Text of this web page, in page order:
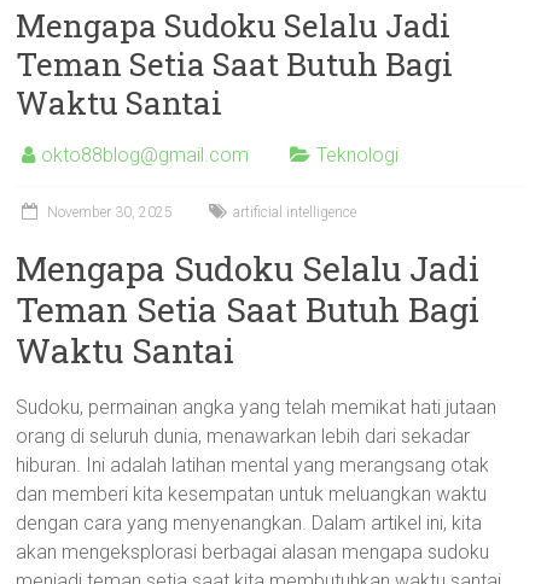
Mengapa Sudoku Selalu Jadi
Teman Setia Saat Butuh Bagi
Waktu Santai
okto88blog@gmail.com Teknologi
November 30, 2025 artificial intelligence
Mengapa Sudoku Selalu Jadi
Teman Setia Saat Butuh Bagi
Waktu Santai
Sudoku, permainan angka yang telah memikat hati jutaan
orang di seluruh dunia, menawarkan lebih dari sekadar
hiburan. Ini adalah latihan mental yang merangsang otak
dan memberi kita kesempatan untuk meluangkan waktu
dengan cara yang menyenangkan. Dalam artikel ini, kita
akan mengeksplorasi berbagai alasan mengapa sudoku